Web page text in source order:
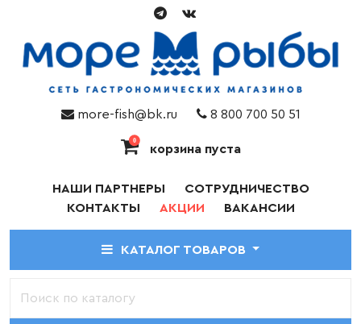
more-fish@bk.ru 8 800 700 50 51
0
корзина пуста
НАШИ ПАРТНЕРЫ
СОТРУДНИЧЕСТВО
КОНТАКТЫ
АКЦИИ ВАКАНСИИ
КАТАЛОГ ТОВАРОВ